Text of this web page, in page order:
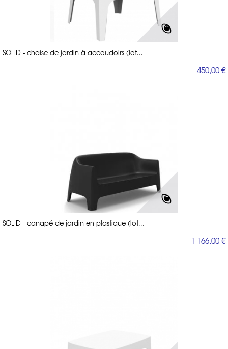
SOLID - chaise de jardin à accoudoirs (lot...
450,00 €
SOLID - canapé de jardin en plastique (lot...
1 166,00 €